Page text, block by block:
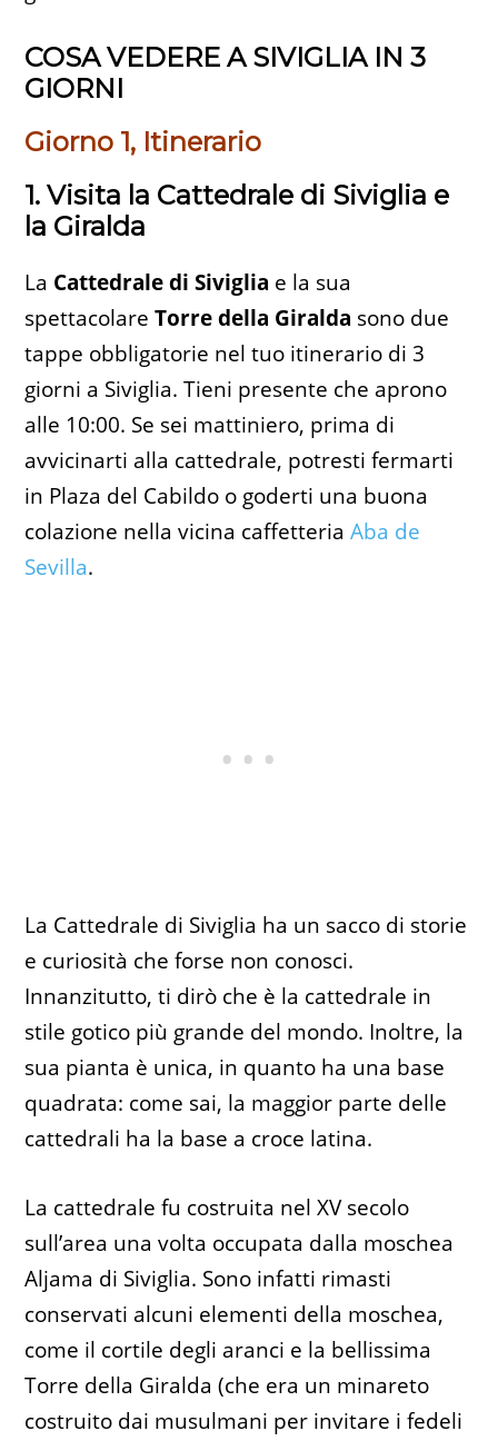
COSA VEDERE A SIVIGLIA IN 3
GIORNI
Giorno 1, Itinerario
1. Visita la Cattedrale di Siviglia e
la Giralda
La Cattedrale di Siviglia e la sua
spettacolareTorre della Giralda sono due
tappe obbligatorie nel tuo itinerario di 3
giorni a Siviglia. Tieni presente che aprono
alle 10:00. Se sei mattiniero, prima di
avvicinarti alla cattedrale, potresti fermarti
in Plaza del Cabildo o goderti una buona
colazione nella vicina caffetteriaAba de
Sevilla.
La Cattedrale di Siviglia ha un sacco di storie
e curiosità che forse non conosci.
Innanzitutto, ti dirò che è la cattedrale in
stile gotico più grande del mondo. Inoltre, la
sua pianta è unica, in quanto ha una base
quadrata: come sai, la maggior parte delle
cattedrali ha la base a croce latina.
La cattedrale fu costruita nel XV secolo
sull’area una volta occupata dalla moschea
Aljama di Siviglia. Sono infatti rimasti
conservati alcuni elementi della moschea,
come il cortile degli aranci e la bellissima
Torre della Giralda (che era un minareto
costruito dai musulmani per invitare i fedeli